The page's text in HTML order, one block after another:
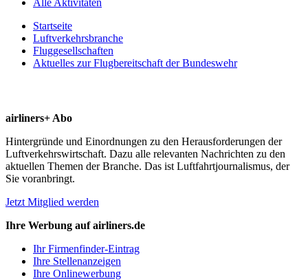
Startseite
Luftverkehrsbranche
Fluggesellschaften
Aktuelles zur Flugbereitschaft der Bundeswehr
airliners+ Abo
Hintergründe und Einordnungen zu den Herausforderungen der
Luftverkehrswirtschaft. Dazu alle relevanten Nachrichten zu den
aktuellen Themen der Branche. Das ist Luftfahrtjournalismus, der
Sie voranbringt.
Jetzt Mitglied werden
Ihre Werbung auf airliners.de
Ihr Firmenfinder-Eintrag
Ihre Stellenanzeigen
Ihre Onlinewerbung